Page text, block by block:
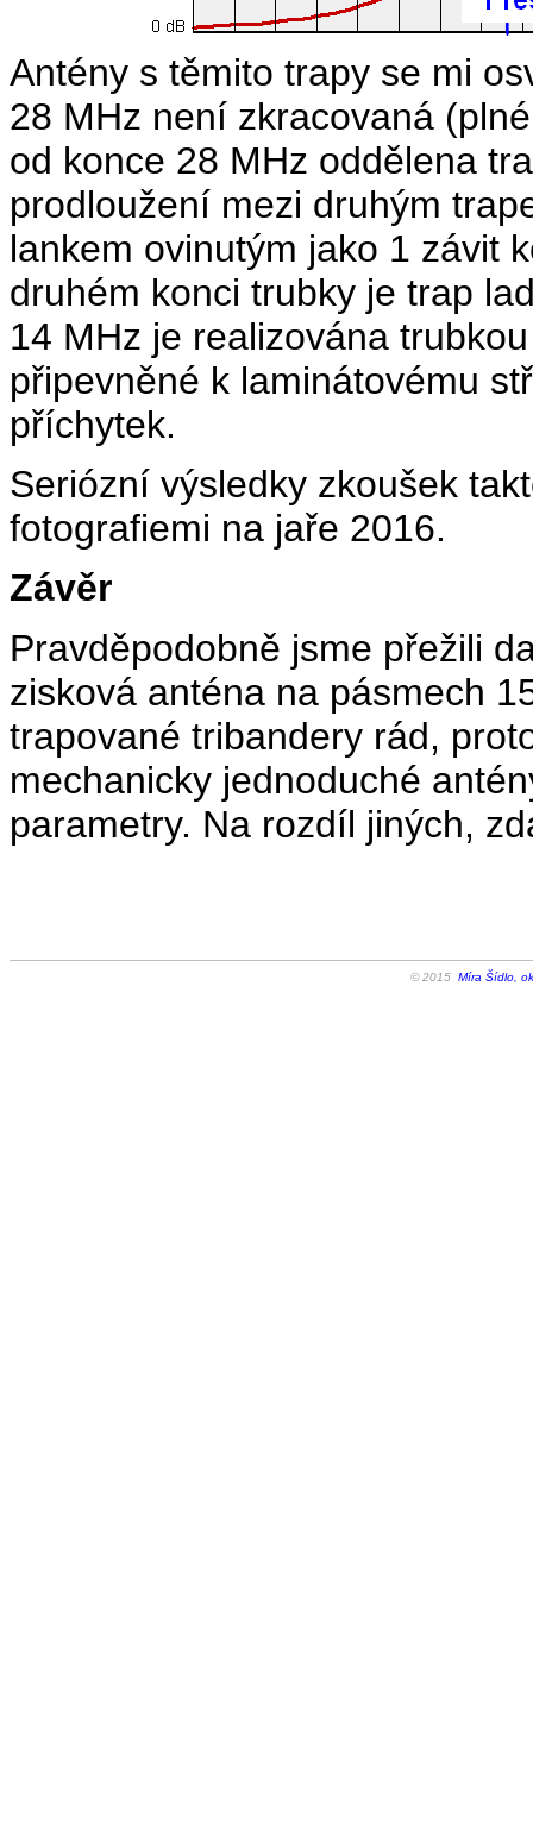
Antény s těmito trapy se mi
28 MHz není zkracovaná
od konce 28 MHz oddělena
prodloužení mezi druhým
lankem ovinutým jako 1 závit
druhém konci trubky je trap
14 MHz je realizována
připevněné k laminátovému
příchytek.
Seriózní výsledky zkoušek
fotografiemi na jaře 2016.
Závěr
Pravděpodobně jsme přežili
zisková anténa na pásmech
trapované tribandery rád,
mechanicky jednoduché
parametry. Na rozdíl jiných,
© 2015 Míra Šídlo,